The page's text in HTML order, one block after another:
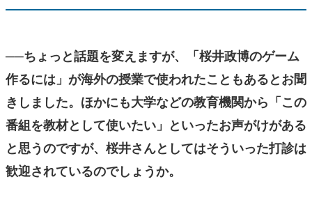
──ちょっと話題を変えますが、「桜井政博のゲーム
作るには」が海外の授業で使われたこともあるとお聞
きしました。ほかにも大学などの教育機関から「この
番組を教材として使いたい」といったお声がけがある
と思うのですが、桜井さんとしてはそういった打診は
歓迎されているのでしょうか。